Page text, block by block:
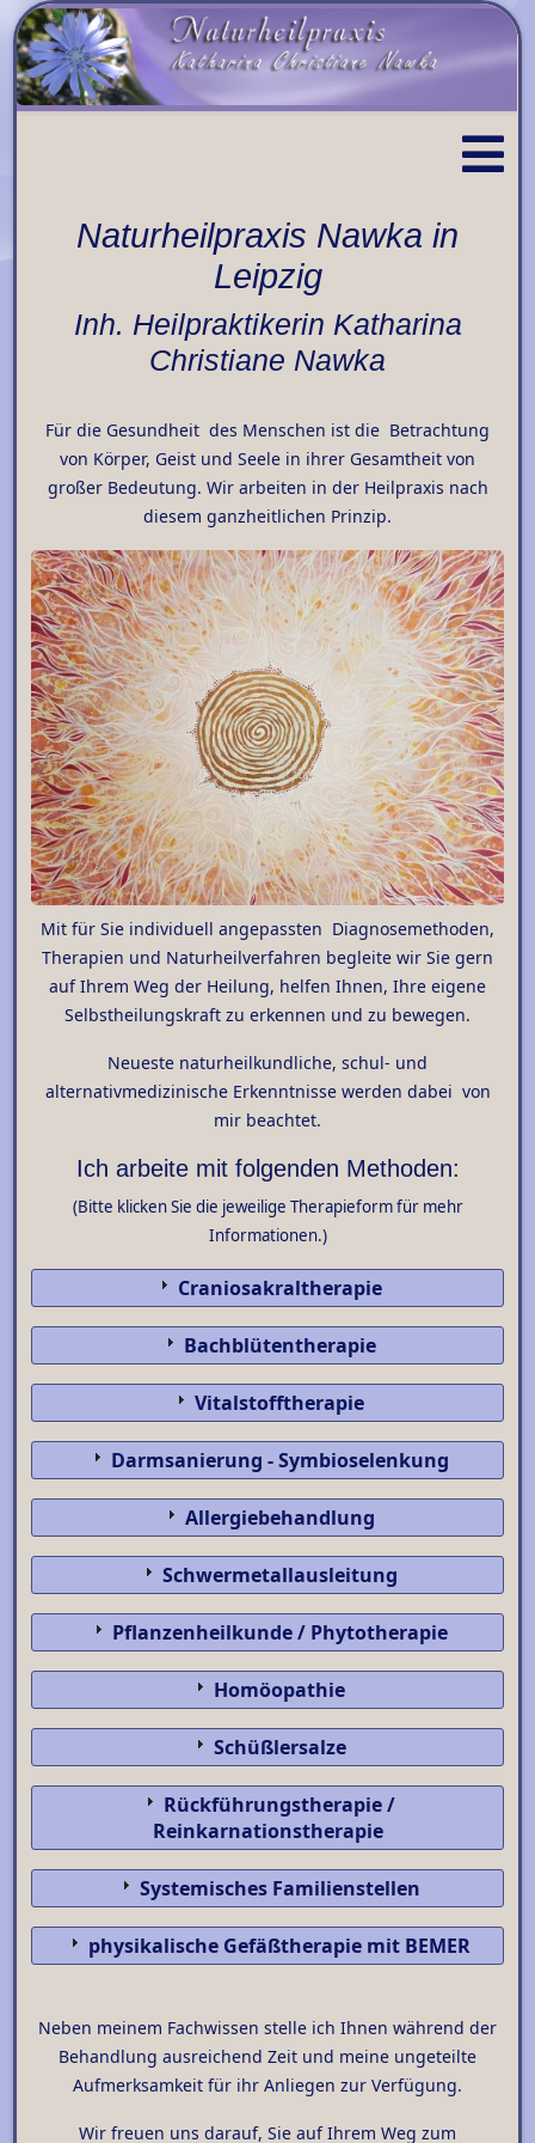
Naturheilpraxis Nawka in
Leipzig
Inh. Heilpraktikerin Katharina
Christiane Nawka
Für die Gesundheit des Menschen ist die Betrachtung
von Körper, Geist und Seele in ihrer Gesamtheit von
großer Bedeutung. Wir arbeiten in der Heilpraxis nach
diesem ganzheitlichen Prinzip.
Mit für Sie individuell angepassten Diagnosemethoden,
Therapien und Naturheilverfahren begleite wir Sie gern
auf Ihrem Weg der Heilung, helfen Ihnen, Ihre eigene
Selbstheilungskraft zu erkennen und zu bewegen.
Neueste naturheilkundliche, schul- und
alternativmedizinische Erkenntnisse werden dabei von
mir beachtet.
Ich arbeite mit folgenden Methoden:
(Bitte klicken Sie die jeweilige Therapieform für mehr
Informationen.)
Craniosakraltherapie
Bachblütentherapie
Vitalstofftherapie
Darmsanierung - Symbioselenkung
Allergiebehandlung
Schwermetallausleitung
Pflanzenheilkunde / Phytotherapie
Homöopathie
Schüßlersalze
Rückführungstherapie /
Reinkarnationstherapie
Systemisches Familienstellen
physikalische Gefäßtherapie mit BEMER
Neben meinem Fachwissen stelle ich Ihnen während der
Behandlung ausreichend Zeit und meine ungeteilte
Aufmerksamkeit für ihr Anliegen zur Verfügung.
Wir freuen uns darauf, Sie auf Ihrem Weg zum